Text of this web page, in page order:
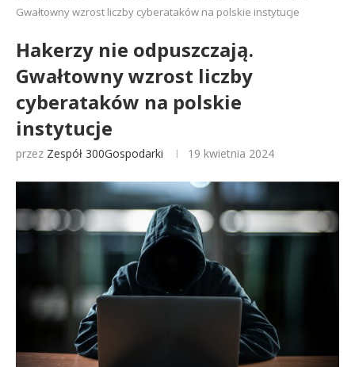
Gwałtowny wzrost liczby cyberataków na polskie instytucje
Hakerzy nie odpuszczają.
Gwałtowny wzrost liczby
cyberataków na polskie
instytucje
przez Zespół 300Gospodarki 19 kwietnia 2024